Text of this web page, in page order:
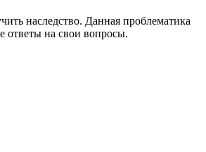
наследство. Данная проблематика
ответы на свои вопросы.